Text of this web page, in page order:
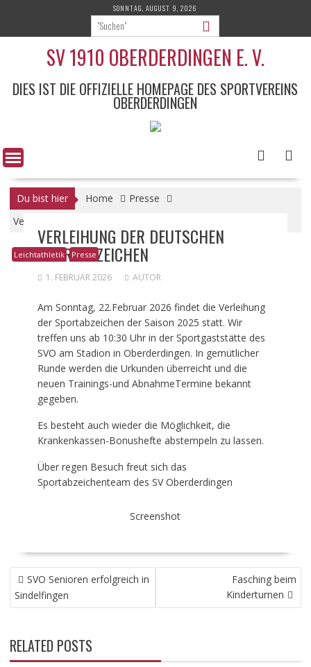
content
SONNTAG, AUGUST 9, 2026
SV 1910 OBERDERDINGEN E. V.
DIES IST DIE OFFIZIELLE HOMEPAGE DES SPORTVEREINS
OBERDERDINGEN
Du bist hier Home
Presse
Verleihung der deutschen Sportabzeichen
Leichtathletik Presse
VERLEIHUNG DER DEUTSCHEN
SPORTABZEICHEN
1. FEBRUAR 2026 AUTOR
Am Sonntag, 22.Februar 2026 findet die Verleihung
der Sportabzeichen der Saison 2025 statt. Wir
treffen uns ab 10:30 Uhr in der Sportgaststätte des
SVO am Stadion in Oberderdingen. In gemütlicher
Runde werden die Urkunden überreicht und die
neuen Trainings-und AbnahmeTermine bekannt
gegeben.
Es besteht auch wieder die Möglichkeit, die
Krankenkassen-Bonushefte abstempeln zu lassen.
Über regen Besuch freut sich das
Sportabzeichenteam des SV Oberderdingen
Screenshot
BEITRAGSNAVIGATION
SVO Senioren erfolgreich in
Sindelfingen
Fasching beim
Kinderturnen
RELATED POSTS